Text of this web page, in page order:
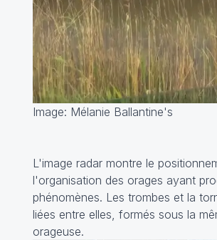
Image: Mélanie Ballantine's
L'image radar montre le
l'organisation des orages ayant
phénomènes. Les trombes et la
liées entre elles, formés sous la
orageuse.